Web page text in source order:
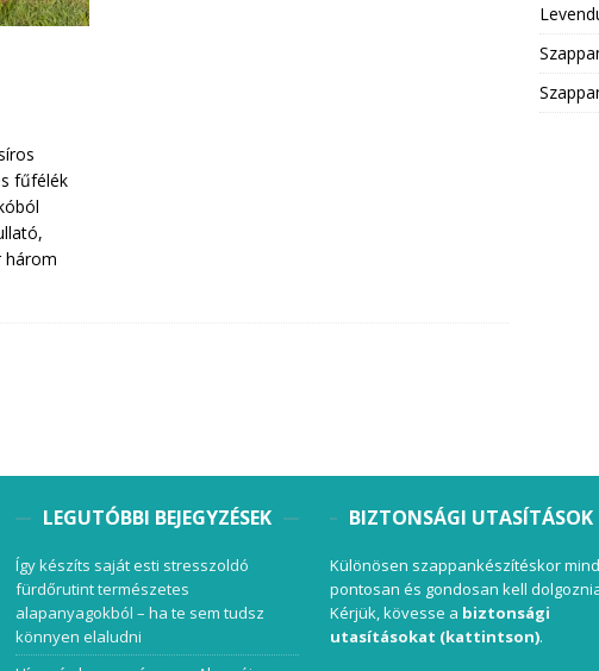
fűfélék
három
LEGUTÓBBI BEJEGYZÉSEK
Így készíts saját esti stresszoldó
fürdőrutint természetes
alapanyagokból – ha te sem tudsz
könnyen elaludni
BIZTONSÁGI UTASÍTÁSOK
Különösen szappankészítéskor
pontosan és gondosan kell
Kérjük, kövesse a biztonsági
utasításokat (kattintson).